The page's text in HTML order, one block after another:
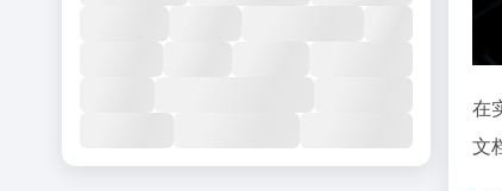
在
文